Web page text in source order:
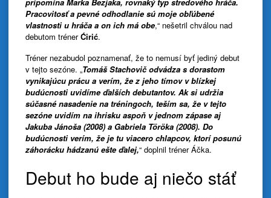
Pracovitosť a pevné odhodlanie sú moje obľúbené
vlastnosti u hráča a on ich má obe,“ nešetril chválou nad
debutom trénerĆirić.
Tréner nezabudol poznamenať, že to nemusí byť jediný debut
v tejto sezóne. „Tomáš Stachovič odvádza s dorastom
vynikajúcu prácu a verím, že z jeho tímov v blízkej
budúcnosti uvidíme ďalších debutantov. Ak si udržia
súčasné nasadenie na tréningoch, teším sa, že v tejto
sezóne uvidím na ihrisku aspoň v jednom zápase aj
Jakuba Jánoša (2008) a Gabriela Töröka (2008). Do
budúcnosti verím, že je tu viacero chlapcov, ktorí posunú
záhorácku hádzanú ešte ďalej,“ doplnil tréner Áčka.
Debut ho bude aj niečo stáť